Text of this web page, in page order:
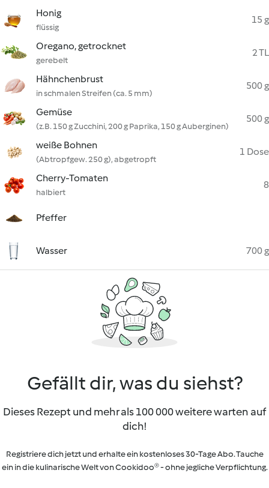
Honig
flüssig
15 g
Oregano, getrocknet
gerebelt
2 TL
Hähnchenbrust
in schmalen Streifen (ca. 5 mm)
500 g
Gemüse
(z.B. 150 g Zucchini, 200 g Paprika, 150 g Auberginen)
500 g
weiße Bohnen
(Abtropfgew. 250 g), abgetropft
1 Dose
Cherry-Tomaten
halbiert
8
Pfeffer
Wasser 700 g
Gefällt dir, was du siehst?
Dieses Rezept und mehr als 100 000 weitere warten auf
dich!
Registriere dich jetzt und erhalte ein kostenloses 30-Tage Abo. Tauche
ein in die kulinarische Welt von Cookidoo® - ohne jegliche Verpflichtung.